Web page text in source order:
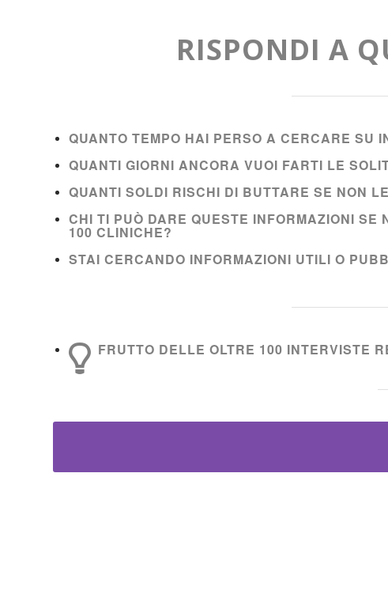
RISPONDI A
QUANTO TEMPO HAI PERSO A CERCARE SU
QUANTI GIORNI ANCORA VUOI FARTI LE
QUANTI SOLDI RISCHI DI BUTTARE SE NON
CHI TI PUÒ DARE QUESTE INFORMAZIONI SE
100 CLINICHE?
STAI CERCANDO INFORMAZIONI UTILI O
FRUTTO DELLE OLTRE 100 INTERVISTE